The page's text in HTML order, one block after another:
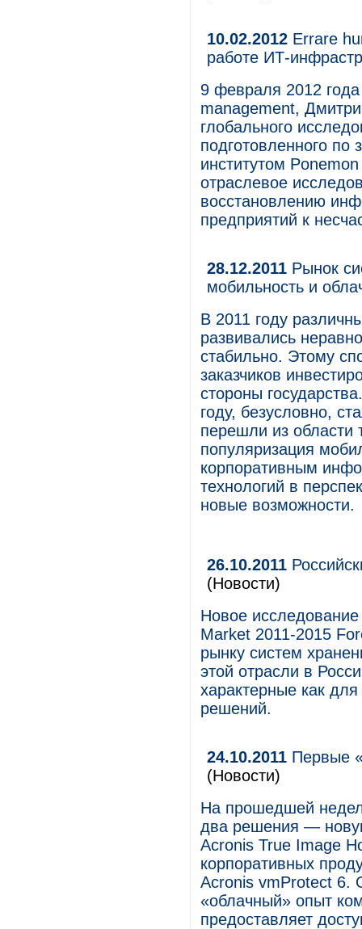
10.02.2012 Errare
работе ИТ-
9 февраля 2012
management,
глобального
подготовленного по
институтом
отраслевое
восстановлению
предприятий к
28.12.2011 Рынок
мобильность и
В 2011 году
развивались
стабильно. Этому
заказчиков
стороны
году, безусловно,
перешли из области
популяризация
корпоративным
технологий в
новые возможности.
26.10.2011
(Новости)
Новое
Market 2011-2015
рынку систем
этой отрасли в
характерные как
решений.
24.10.2011 Первые
(Новости)
На прошедшей
два решения —
Acronis True Image
корпоративных
Acronis vmProtect 6.
«облачный» опыт
предоставляет